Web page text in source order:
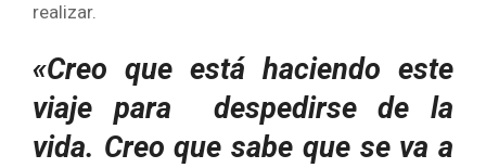
realizar.
«Creo que está haciendo este
viaje para despedirse de la
vida. Creo que sabe que se va a